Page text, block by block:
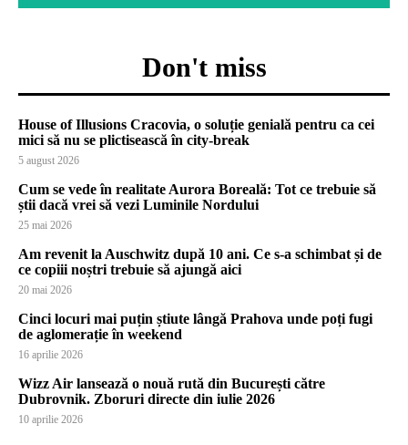
Don't miss
House of Illusions Cracovia, o soluție genială pentru ca cei
mici să nu se plictisească în city-break
5 august 2026
Cum se vede în realitate Aurora Boreală: Tot ce trebuie să
știi dacă vrei să vezi Luminile Nordului
25 mai 2026
Am revenit la Auschwitz după 10 ani. Ce s-a schimbat și de
ce copiii noștri trebuie să ajungă aici
20 mai 2026
Cinci locuri mai puțin știute lângă Prahova unde poți fugi
de aglomerație în weekend
16 aprilie 2026
Wizz Air lansează o nouă rută din București către
Dubrovnik. Zboruri directe din iulie 2026
10 aprilie 2026